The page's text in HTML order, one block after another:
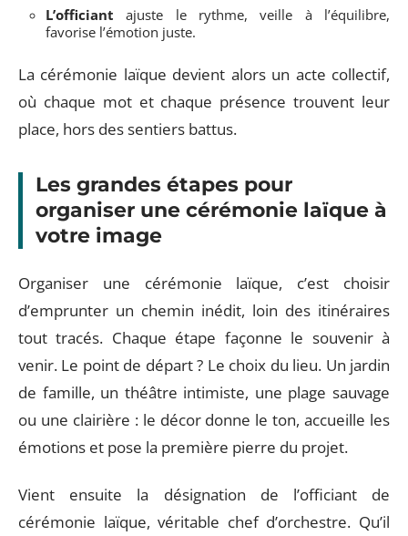
L’officiant ajuste le rythme, veille à l’équilibre,
favorise l’émotion juste.
La cérémonie laïque devient alors un acte collectif,
où chaque mot et chaque présence trouvent leur
place, hors des sentiers battus.
Les grandes étapes pour
organiser une cérémonie laïque à
votre image
Organiser une cérémonie laïque, c’est choisir
d’emprunter un chemin inédit, loin des itinéraires
tout tracés. Chaque étape façonne le souvenir à
venir. Le point de départ ? Le choix du lieu. Un jardin
de famille, un théâtre intimiste, une plage sauvage
ou une clairière : le décor donne le ton, accueille les
émotions et pose la première pierre du projet.
Vient ensuite la désignation de l’officiant de
cérémonie laïque, véritable chef d’orchestre. Qu’il